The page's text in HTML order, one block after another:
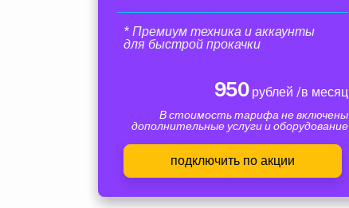
* Премиум техника и аккаунты
для быстрой прокачки
950рублей /в месяц
В стоимость тарифа не включены
дополнительные услуги и оборудование
подключить по акции